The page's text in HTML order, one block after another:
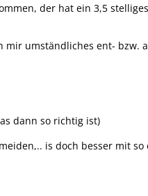
der hat ein 3,5
umständliches ent- bzw.
dann so richtig ist)
is doch besser mit so